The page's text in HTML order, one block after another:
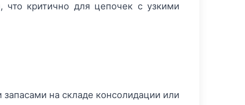
что критично для цепочек с узкими
на складе консолидации или